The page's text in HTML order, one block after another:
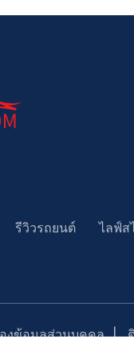
รีวิวรถยนต์ ไลฟ์ส
งข้อมูลส่วนบุคคล